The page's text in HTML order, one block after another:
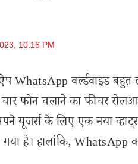
10.16 PM
WhatsApp वर्ल्डवाइड
फोन चलाने का फीचर
के लिए एक नया
है। हालांकि, WhatsApp